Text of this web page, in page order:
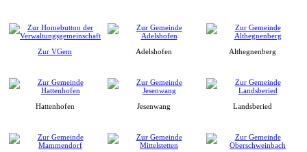
Zur VGem Adelshofen Althegnenberg
Hattenhofen Jesenwang Landsberied